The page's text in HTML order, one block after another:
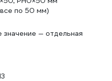
по 50 мм)
— отдельная